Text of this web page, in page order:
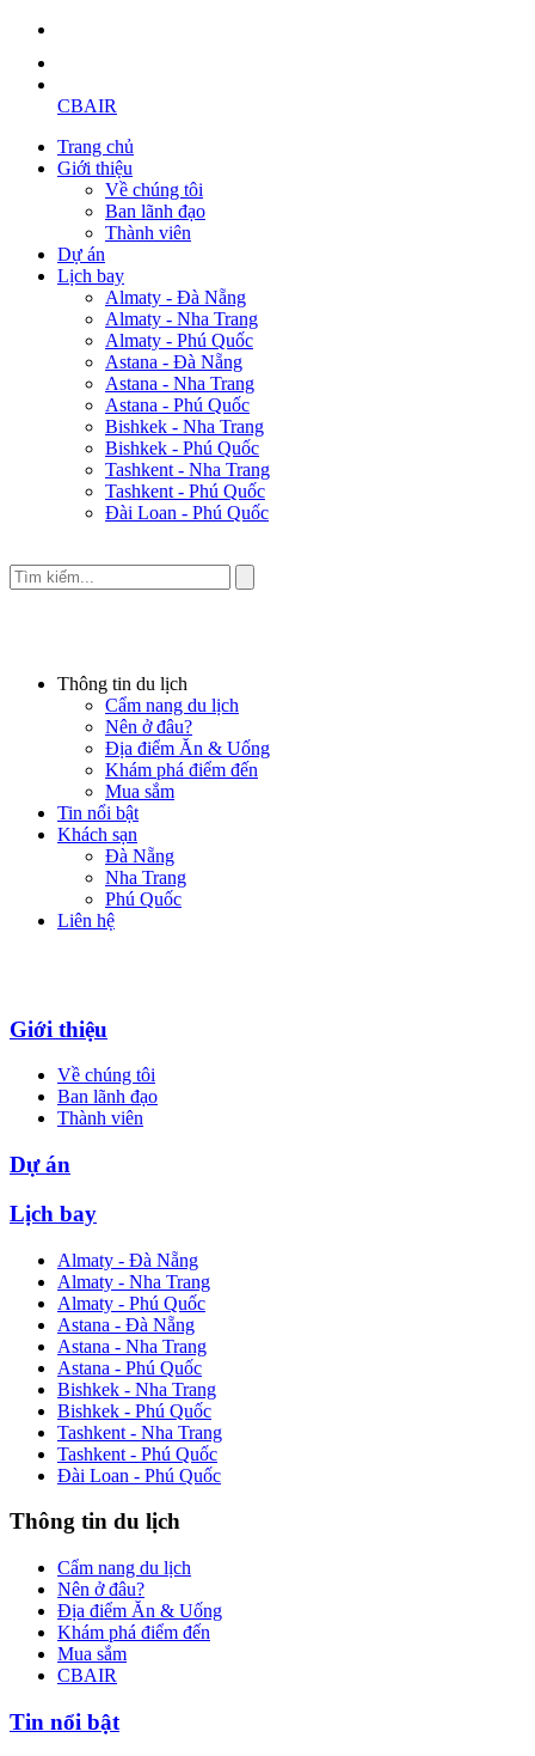
CBAIR
Trang chủ
Giới thiệu
Về chúng tôi
Ban lãnh đạo
Thành viên
Dự án
Lịch bay
Almaty - Đà Nẵng
Almaty - Nha Trang
Almaty - Phú Quốc
Astana - Đà Nẵng
Astana - Nha Trang
Astana - Phú Quốc
Bishkek - Nha Trang
Bishkek - Phú Quốc
Tashkent - Nha Trang
Tashkent - Phú Quốc
Đài Loan - Phú Quốc
Thông tin du lịch
Cẩm nang du lịch
Nên ở đâu?
Địa điểm Ăn & Uống
Khám phá điểm đến
Mua sắm
Tin nổi bật
Khách sạn
Đà Nẵng
Nha Trang
Phú Quốc
Liên hệ
Giới thiệu
Về chúng tôi
Ban lãnh đạo
Thành viên
Dự án
Lịch bay
Almaty - Đà Nẵng
Almaty - Nha Trang
Almaty - Phú Quốc
Astana - Đà Nẵng
Astana - Nha Trang
Astana - Phú Quốc
Bishkek - Nha Trang
Bishkek - Phú Quốc
Tashkent - Nha Trang
Tashkent - Phú Quốc
Đài Loan - Phú Quốc
Thông tin du lịch
Cẩm nang du lịch
Nên ở đâu?
Địa điểm Ăn & Uống
Khám phá điểm đến
Mua sắm
CBAIR
Tin nổi bật